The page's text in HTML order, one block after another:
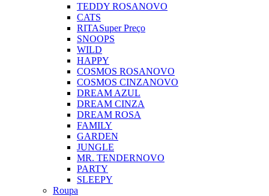
TEDDY ROSANOVO
CATS
RITASuper Preço
SNOOPS
WILD
HAPPY
COSMOS ROSANOVO
COSMOS CINZANOVO
DREAM AZUL
DREAM CINZA
DREAM ROSA
FAMILY
GARDEN
JUNGLE
MR. TENDERNOVO
PARTY
SLEEPY
Roupa